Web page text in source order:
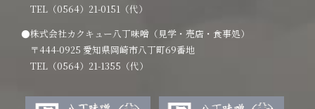
TEL（0564）21-0151（代）
●株式会社カクキュー八丁味噌（見学・売店・食事処）
〒444-0925 愛知県岡崎市八丁町69番地
TEL（0564）21-1355（代）